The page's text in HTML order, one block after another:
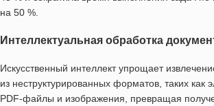
на 50 %.
Интеллектуальная обработка
Искусственный интеллект упрощает
из неструктурированных форматов, таких как
PDF-файлы и изображения, превращая